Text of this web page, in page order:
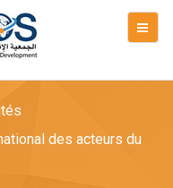
des acteurs du